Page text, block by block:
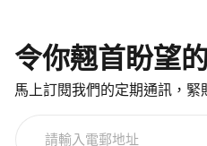
令你翹首盼望
馬上訂閱我們的定期通訊，緊